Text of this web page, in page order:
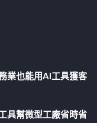
業也能用AI工具獲客
具幫微型工廠省時省